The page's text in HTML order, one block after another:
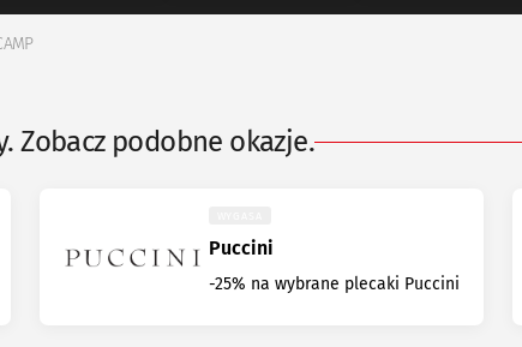
Zobacz podobne okazje.
Puccini
-25% na wybrane plecaki Puccini